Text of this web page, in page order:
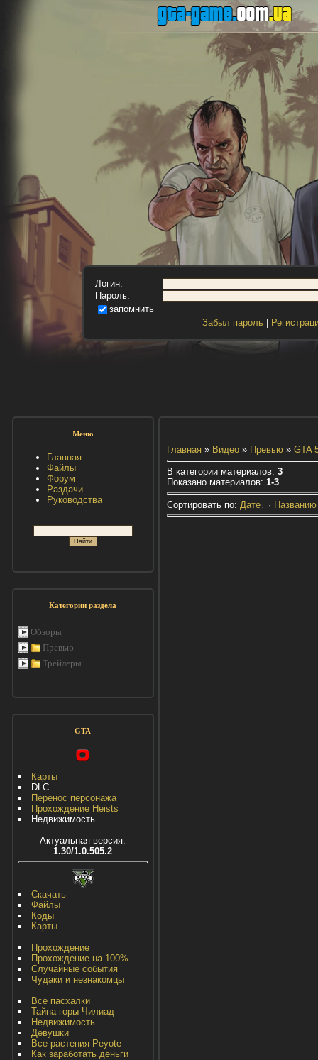
Логин:
Пароль:
запомнить
Забыл пароль|
Меню
Главная
Файлы
Форум
Раздачи
Руководства
Категории раздела
Обзоры
Превью
Трейлеры
GTA
Карты
DLC
Перенос персонажа
Прохождение Heists
Недвижимость
Актуальная версия:
1.30/1.0.505.2
Скачать
Файлы
Коды
Карты
Прохождение
Прохождение на 100%
Случайные события
Чудаки и незнакомцы
Все пасхалки
Тайна горы Чилиад
Недвижимость
Девушки
Все растения Peyote
Как заработать деньги
Главная» Видео» Превью» GTA
В категории материалов: 3
Показано материалов: 1-3
Сортировать по: Дате↓ · Названию